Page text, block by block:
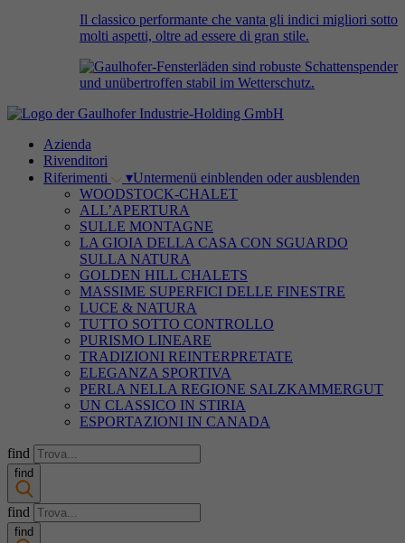
Il classico performante che vanta gli indici migliori sotto
molti aspetti, oltre ad essere di gran stile.
Azienda
Rivenditori
Riferimenti
▾Untermenü einblenden oder ausblenden
WOODSTOCK-CHALET
ALL’APERTURA
SULLE MONTAGNE
LA GIOIA DELLA CASA CON SGUARDO
SULLA NATURA
GOLDEN HILL CHALETS
MASSIME SUPERFICI DELLE FINESTRE
LUCE & NATURA
TUTTO SOTTO CONTROLLO
PURISMO LINEARE
TRADIZIONI REINTERPRETATE
ELEGANZA SPORTIVA
PERLA NELLA REGIONE SALZKAMMERGUT
UN CLASSICO IN STIRIA
ESPORTAZIONI IN CANADA
find
find
find
find